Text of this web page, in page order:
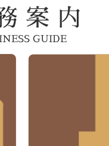
案 内
GUIDE